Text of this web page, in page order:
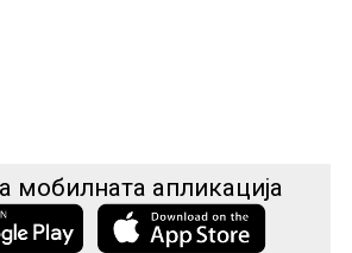
мобилната апликација